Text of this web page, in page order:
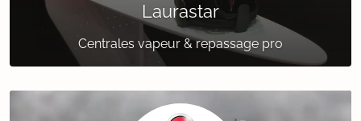
Laurastar
Centrales vapeur & repassage pro